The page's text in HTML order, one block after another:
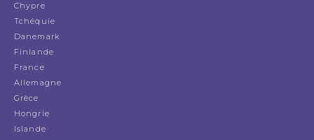
Chypre
Tchéquie
Danemark
Finlande
France
Allemagne
Grèce
Hongrie
Islande